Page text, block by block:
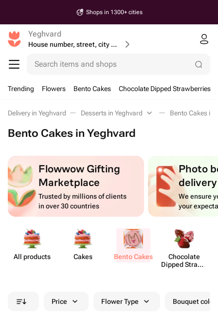
Shops in 1300+ cities
Yeghvard
House number, street, city or postcode
Search items and shops
Trending Flowers Bento Cakes Chocolate Dipped Strawberries
Delivery in Yeghvard Desserts in Yeghvard Bento Cakes in
Bento Cakes in Yeghvard
Flowwow Gifting
Marketplace
Trusted by millions of clients
in over 30 countries
Photo
delivery
We ensure
your
All products Cakes Bento Cakes
Chocolate
Dipped Strawb​
Price Flower Type Bouquet